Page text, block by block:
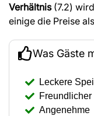
Verhältnis(7.2)
einige die Preise
Was Gäste
Leckere
Angenehme